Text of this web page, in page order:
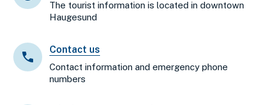
The tourist information is located in downtown
Haugesund
Contact us
Contact information and emergency phone
numbers